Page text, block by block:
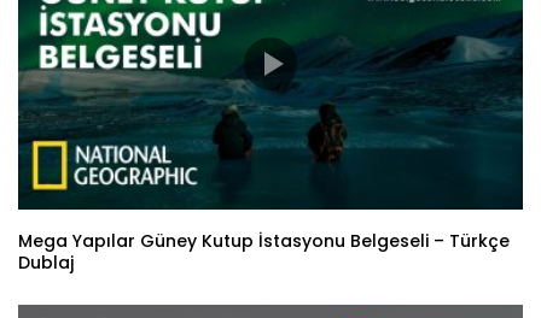
Mega Yapılar Güney Kutup İstasyonu Belgeseli – Türkçe
Dublaj